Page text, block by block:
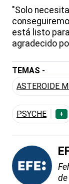
"Solo
está listo
agradecido
TEMAS -
ASTEROIDE
PSYCHE +